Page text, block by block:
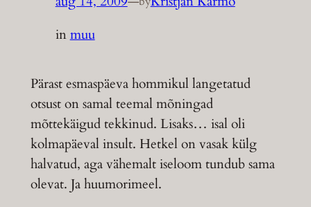
inmuu
Pärast esmaspäeva hommikul langetatud
otsust on samal teemal mõningad
mõttekäigud tekkinud. Lisaks… isal oli
kolmapäeval insult. Hetkel on vasak külg
halvatud, aga vähemalt iseloom tundub sama
olevat. Ja huumorimeel.